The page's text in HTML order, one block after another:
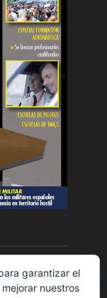
garantizar el
nuestros